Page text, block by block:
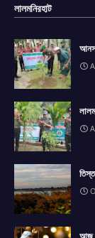
লালমনিরহাট